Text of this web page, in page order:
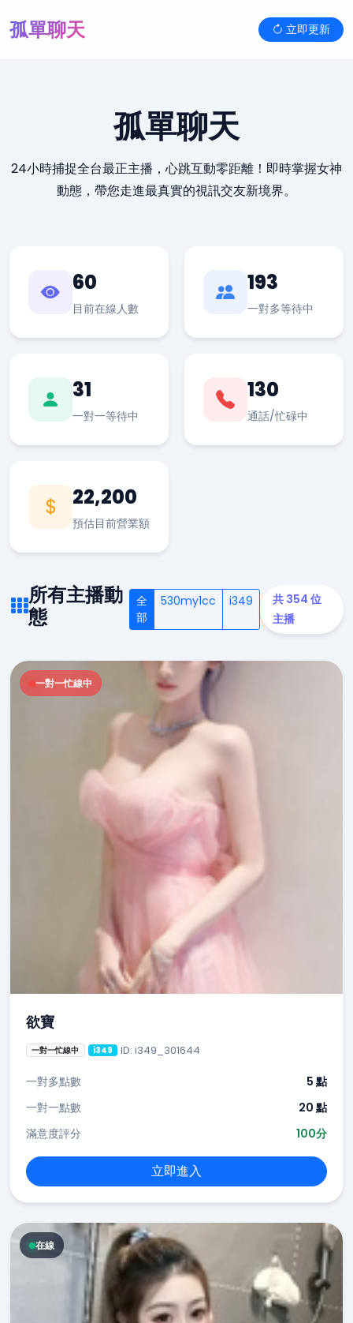
孤單聊天 立即更新
孤單聊天
24小時捕捉全台最正主播，心跳互動零距離！即時掌握女神
動態，帶您走進最真實的視訊交友新境界。
60
目前在線人數
193
一對多等待中
31
一對一等待中
130
通話/忙碌中
22,200
預估目前營業額
所有主播動
態
全
部
530my1cc i349
共 354 位
主播
一對一忙線中
欲寶
一對一忙線中 i349 ID: i349_301644
一對多點數
5 點
一對一點數
20 點
滿意度評分
100分
立即進入
在線